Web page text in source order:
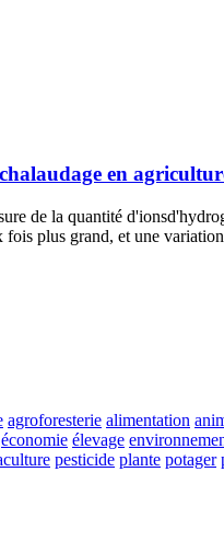
en
de la quantité
plus grand, et une
agroforesterie alimentation
économie élevage
pesticide plante potager